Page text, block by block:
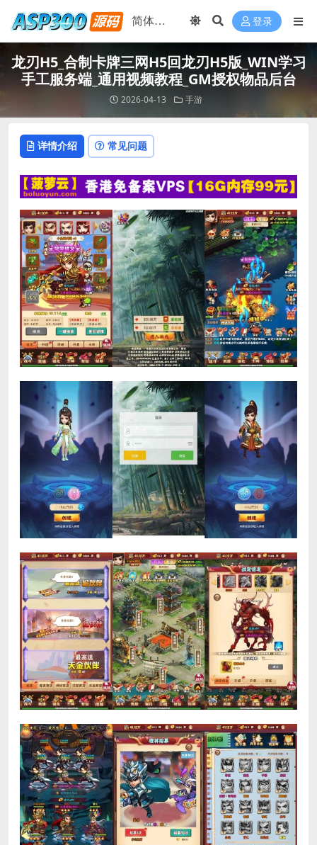
登录
龙刃H5_合制卡牌三网H5回龙刃H5版_WIN学习
手工服务端_通用视频教程_GM授权物品后台
2026-04-13 手游
详情介绍 常见问题